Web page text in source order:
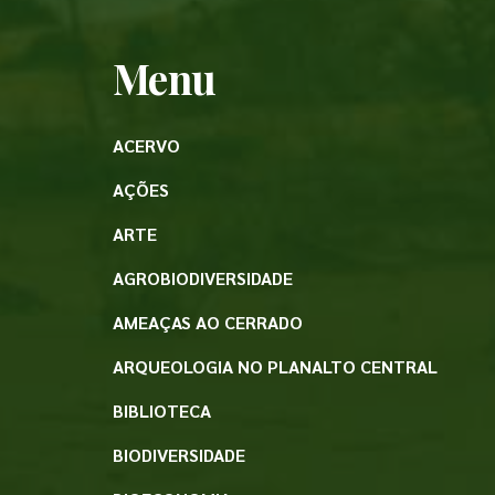
Menu
ACERVO
AÇÕES
ARTE
AGROBIODIVERSIDADE
AMEAÇAS AO CERRADO
ARQUEOLOGIA NO PLANALTO CENTRAL
BIBLIOTECA
BIODIVERSIDADE